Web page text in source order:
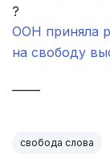
?
ООН приняла
на свободу
свобода слова